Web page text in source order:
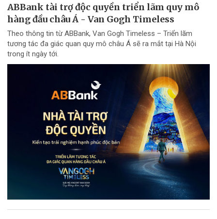
ABBank tài trợ độc quyền triển lãm quy mô
hàng đầu châu Á - Van Gogh Timeless
Theo thông tin từ ABBank, Van Gogh Timeless – Triển lãm
tương tác đa giác quan quy mô châu Á sẽ ra mắt tại Hà Nội
trong ít ngày tới.